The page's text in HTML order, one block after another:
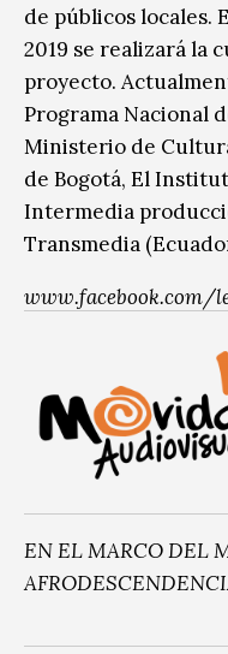
de públicos locales.
2019 se realizará la
proyecto.
Programa Nacional
Ministerio de
de Bogotá, El
Intermedia
Transmedia
www.facebook.com/
EN EL MARCO DEL